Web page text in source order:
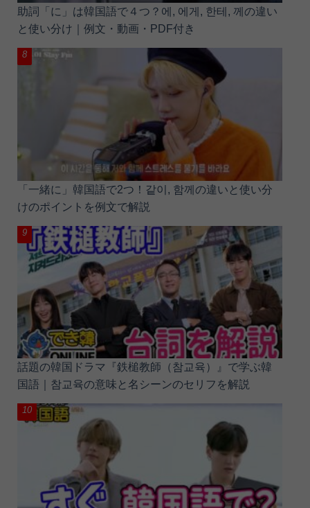
助詞「に」は韓国語で４つ？에, 에게, 한테, 께の違い
と使い分け｜例文・動画・PDF付き
「一緒に」韓国語で2つ！같이, 함께の違いと使い分
けのポイントを例文で解説
話題の韓国ドラマ『鉄槌教師（참교육）』で学ぶ韓
国語｜참교육の意味と名シーンのセリフを解説